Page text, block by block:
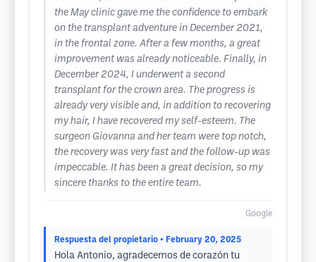
the May clinic gave me the confidence to embark
on the transplant adventure in December 2021,
in the frontal zone. After a few months, a great
improvement was already noticeable. Finally, in
December 2024, I underwent a second
transplant for the crown area. The progress is
already very visible and, in addition to recovering
my hair, I have recovered my self-esteem. The
surgeon Giovanna and her team were top notch,
the recovery was very fast and the follow-up was
impeccable. It has been a great decision, so my
sincere thanks to the entire team.
Google
Respuesta del propietario • February 20, 2025
Hola Antonio, agradecemos de corazón tu